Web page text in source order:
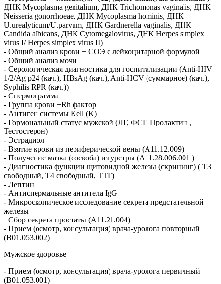
ДНК Mycoplasma genitalium, ДНК Trichomonas vaginalis, ДНК
Neisseria gonorrhoeae, ДНК Mycoplasma hominis, ДНК
U.urealyticum/U.parvum, ДНК Gardnerella vaginalis, ДНК
Candida albicans, ДНК Cytomegalovirus, ДНК Herpes simplex
virus I/ Herpes simplex virus II)
- Общий анализ крови + СОЭ с лейкоцитарной формулой
- Общий анализ мочи
- Серологическая диагностика для госпитализации (Anti-HIV
1/2/Ag p24 (кач.), HBsAg (кач.), Anti-HCV (суммарное) (кач.),
Syphilis RPR (кач.))
- Спермограмма
- Группа крови +Rh фактор
- Антиген системы Kell (K)
- Гормональный статус мужской (ЛГ, ФСГ, Пролактин ,
Тестостерон)
- Эстрадиол
- Взятие крови из периферической вены (A11.12.009)
- Получение мазка (соскоба) из уретры (A11.28.006.001 )
- Диагностика функции щитовидной железы (скрининг) ( Т3
свободный, Т4 свободный, ТТГ)
- Лептин
- Антиспермальные антитела IgG
- Микроскопическое исследование секрета предстательной
железы
- Сбор секрета простаты (A11.21.004)
- Прием (осмотр, консультация) врача-уролога повторный
(B01.053.002)
Мужское здоровье
- Прием (осмотр, консультация) врача-уролога первичный
(B01.053.001)